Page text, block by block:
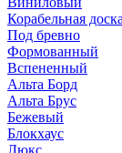
Корабельная доска
Под бревно
Формованный
Вспененный
Альта Борд
Альта Брус
Бежевый
Блокхаус
Люкс